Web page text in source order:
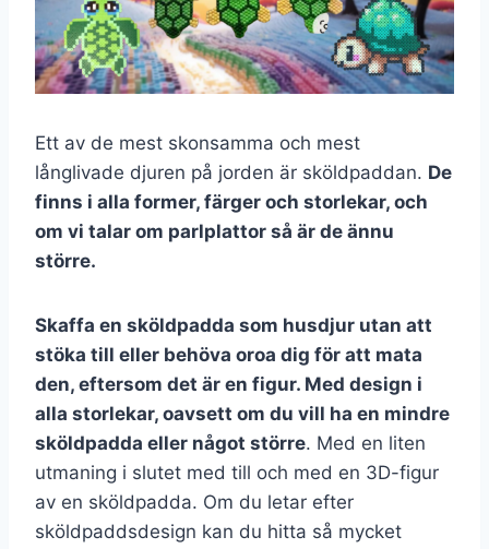
Ett av de mest skonsamma och mest
långlivade djuren på jorden är sköldpaddan. De
finns i alla former, färger och storlekar, och
om vi talar om parlplattor så är de ännu
större.
Skaffa en sköldpadda som husdjur utan att
stöka till eller behöva oroa dig för att mata
den, eftersom det är en figur. Med design i
alla storlekar, oavsett om du vill ha en mindre
sköldpadda eller något större. Med en liten
utmaning i slutet med till och med en 3D-figur
av en sköldpadda. Om du letar efter
sköldpaddsdesign kan du hitta så mycket